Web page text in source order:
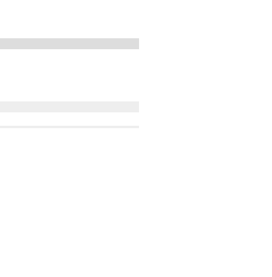
de drainage des voies excrétrices :